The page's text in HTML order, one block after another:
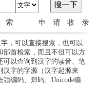
索 申请收录
，可以直接搜索，也可以
部首检索，而且不但可以方
可以查询到汉字的读音、笔
汉字的字源（汉字起源来
编码、郑码、Unicode编